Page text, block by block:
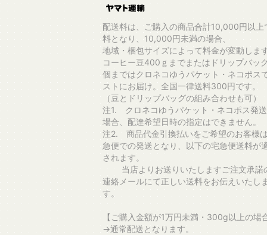
配送料は、ご購入の商品合計10,000円以上
料となり、10,000円未満の場合、
地域・梱包サイズによって料金が変動します
コーヒー豆400ｇまでまたはドリップバッ
個まではクロネコゆうパケット・ネコポス
ストにお届け。全国一律送料300円です。
（豆とドリップバッグの組み合わせも可）
注1. クロネコゆうパケット・ネコポス発
場合、配達希望日時の指定はできません。
注2. 商品代金引換払いをご希望のお客様
急便での発送となり、以下の宅急便送料が
されます。
当店よりお送りいたしますご注文承諾
連絡メールにて正しい送料をお伝えいたしま
す。
【ご購入金額が1万円未満・300g以上の場合
→通常配送となります。